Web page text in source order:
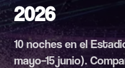
2026
10 noches en el
mayo–15 junio).